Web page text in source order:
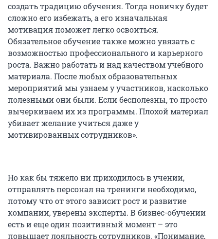
создать традицию обучения. Тогда новичку будет
сложно его избежать, а его изначальная
мотивация поможет легко освоиться.
Обязательное обучение также можно увязать с
возможностью профессионального и карьерного
роста. Важно работать и над качеством учебного
материала. После любых образовательных
мероприятий мы узнаем у участников, насколько
полезными они были. Если бесполезны, то просто
вычеркиваем их из программы. Плохой материал
убивает желание учиться даже у
мотивированных сотрудников».
Но как бы тяжело ни приходилось в учении,
отправлять персонал на тренинги необходимо,
потому что от этого зависит рост и развитие
компании, уверены эксперты. В бизнес-обучении
есть и еще один позитивный момент – это
повышает лояльность сотрудников. «Понимание,